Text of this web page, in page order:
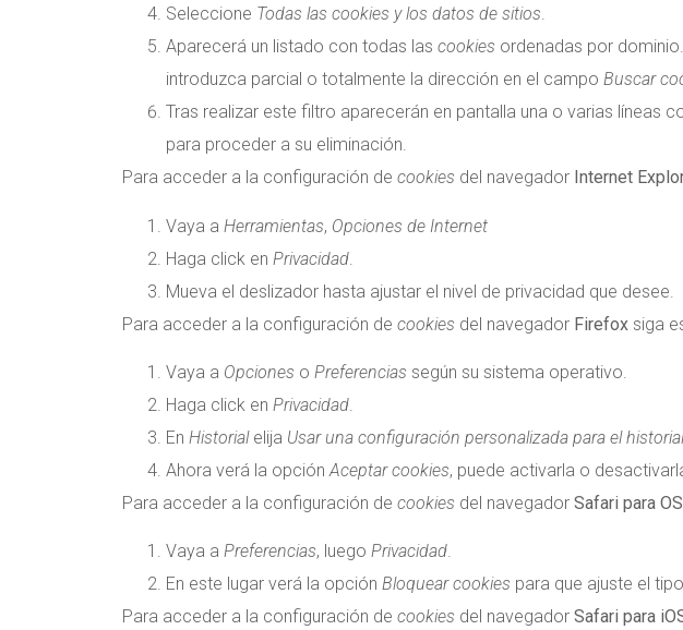
Seleccione Todas las cookies y los datos de sitios.
Aparecerá un listado con todas las cookies ordenadas por
introduzca parcial o totalmente la dirección en el campo Buscar
Tras realizar este filtro aparecerán en pantalla una o varias líneas
para proceder a su eliminación.
Para acceder a la configuración de cookies del navegador Internet
Vaya a Herramientas, Opciones de Internet
Haga click en Privacidad
Mueva el deslizador hasta ajustar el nivel de privacidad que desee.
Para acceder a la configuración de cookies del navegador Firefox siga
Vaya a Opciones o Preferencias según su sistema operativo.
Haga click en Privacidad.
En Historialelija Usar una configuración personalizada para el historial
Ahora verá la opciónAceptar cookies, puede activarla o
Para acceder a la configuración de cookies del navegador Safari para
Vaya a Preferencias, luego Privacidad.
En este lugar verá la opción Bloquear cookies para que ajuste el
Para acceder a la configuración de cookies del navegador Safari para